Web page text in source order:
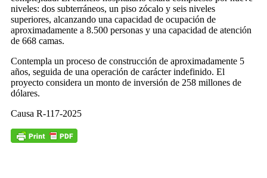
niveles: dos subterráneos, un piso zócalo y seis niveles
superiores, alcanzando una capacidad de ocupación de
aproximadamente a 8.500 personas y una capacidad de atención
de 668 camas.
Contempla un proceso de construcción de aproximadamente 5
años, seguida de una operación de carácter indefinido. El
proyecto considera un monto de inversión de 258 millones de
dólares.
Causa R-117-2025